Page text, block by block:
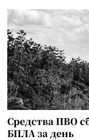
Средства ПВО
БПЛА за день